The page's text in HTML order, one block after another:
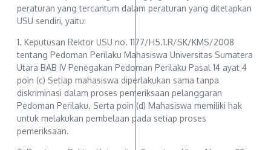
peraturan yang tercantum dalam peraturan yang ditetapkan
USU sendiri, yaitu:
1. Keputusan Rektor USU no. 1177/H5.1.R/SK/KMS/2008
tentang Pedoman Perilaku Mahasiswa Universitas Sumatera
Utara BAB IV Penegakan Pedoman Perilaku Pasal 14 ayat 4
poin (c) Setiap mahasiswa diperlakukan sama tanpa
diskriminasi dalam proses pemeriksaan pelanggaran
Pedoman Perilaku. Serta poin (d) Mahasiswa memiliki hak
untuk melakukan pembelaan pada setiap proses
pemeriksaan.